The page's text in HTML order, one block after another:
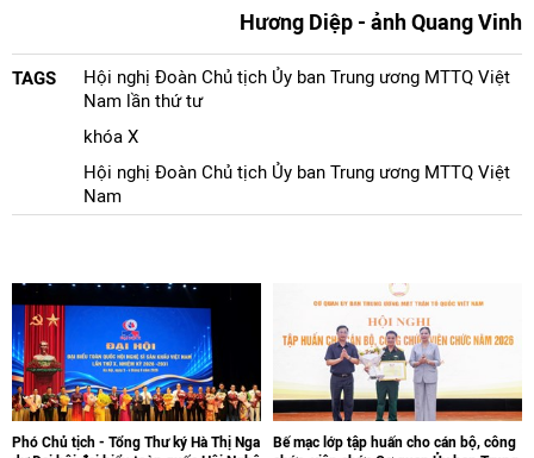
Hương Diệp - ảnh Quang Vinh
TAGS
Hội nghị Đoàn Chủ tịch Ủy ban Trung ương MTTQ Việt
Nam lần thứ tư
khóa X
Hội nghị Đoàn Chủ tịch Ủy ban Trung ương MTTQ Việt
Nam
Phó Chủ tịch - Tổng Thư ký Hà Thị Nga
Bế mạc lớp tập huấn cho cán bộ, công